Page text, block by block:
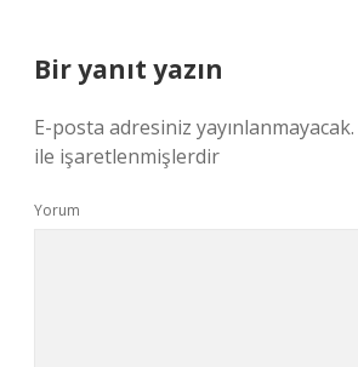
Bir yanıt yazın
E-posta adresiniz yayınlanmayacak.
ile işaretlenmişlerdir
Yorum